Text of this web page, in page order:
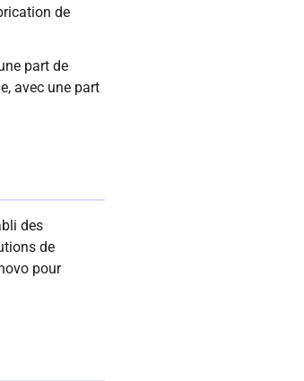
de
part de
avec une part
des
de
pour